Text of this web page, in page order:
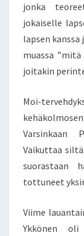
jonka
jokaiselle
lapsen
muassa
joitakin
Moi-
Varsinkaan
Vaikuttaa
suorastaan
tottuneet
Viime
Ykkönen